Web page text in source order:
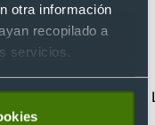
otra información
recopilado a
servicios.
Bolígrafos
con